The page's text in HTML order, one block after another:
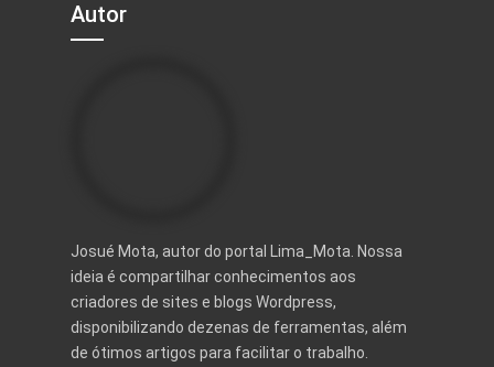
Autor
Josué Mota, autor do portal Lima_Mota. Nossa
ideia é compartilhar conhecimentos aos
criadores de sites e blogs Wordpress,
disponibilizando dezenas de ferramentas, além
de ótimos artigos para facilitar o trabalho.